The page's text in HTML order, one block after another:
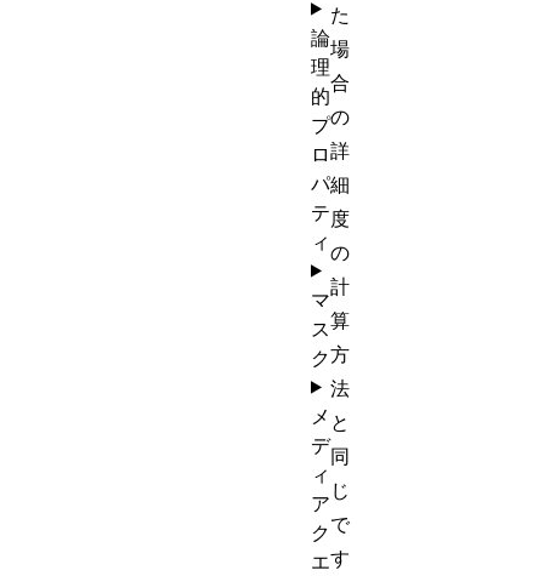
た
場
合
の
詳
細
度
の
計
算
方
法
と
同
じ
で
す
論
理
的
プ
ロ
パ
テ
ィ
マ
ス
ク
メ
デ
ィ
ア
ク
エ